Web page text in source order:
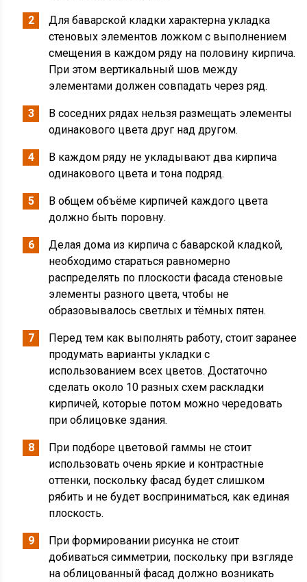
Для баварской кладки характерна укладка
стеновых элементов ложком с выполнением
смещения в каждом ряду на половину кирпича.
При этом вертикальный шов между
элементами должен совпадать через ряд.
В соседних рядах нельзя размещать элементы
одинакового цвета друг над другом.
В каждом ряду не укладывают два кирпича
одинакового цвета и тона подряд.
В общем объёме кирпичей каждого цвета
должно быть поровну.
Делая дома из кирпича с баварской кладкой,
необходимо стараться равномерно
распределять по плоскости фасада стеновые
элементы разного цвета, чтобы не
образовывалось светлых и тёмных пятен.
Перед тем как выполнять работу, стоит заранее
продумать варианты укладки с
использованием всех цветов. Достаточно
сделать около 10 разных схем раскладки
кирпичей, которые потом можно чередовать
при облицовке здания.
При подборе цветовой гаммы не стоит
использовать очень яркие и контрастные
оттенки, поскольку фасад будет слишком
рябить и не будет восприниматься, как единая
плоскость.
При формировании рисунка не стоит
добиваться симметрии, поскольку при взгляде
на облицованный фасад должно возникать